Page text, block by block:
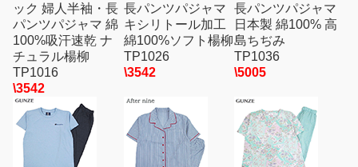
ック 婦人半袖・長
パンツパジャマ 綿
100%吸汗速乾 ナ
チュラル楊柳
TP1016
\3542
長パンツパジャマ
キシリトール加工
綿100%ソフト楊柳
TP1026
\3542
長パンツパジャマ
日本製 綿100% 高
島ちぢみ
TP1036
\5005